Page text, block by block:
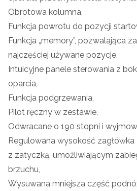
Obrotowa kolumna,
Funkcja powrotu do pozycji
Funkcja „memory”, pozwalająca
najczęściej używane pozycje,
Intuicyjne panele sterowania z
oparcia,
Funkcja podgrzewania,
Pilot ręczny w zestawie,
Odwracane o 190 stopni i
Regulowana wysokość
z zatyczką, umożliwiającym
brzuchu,
Wysuwana mniejsza część